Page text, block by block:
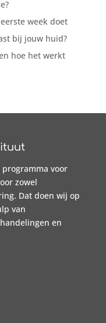
week doet
bij jouw huid?
hoe het werkt
voor
zowel
Dat doen wij op
van
en